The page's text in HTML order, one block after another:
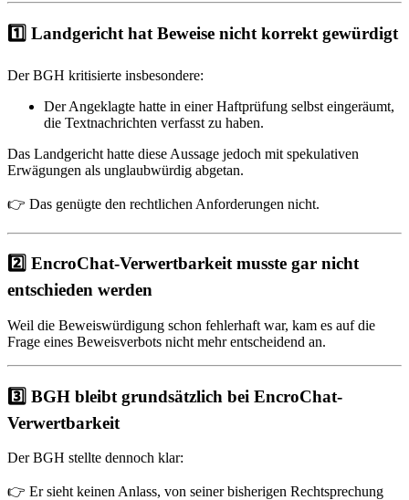
1️⃣ Landgericht hat Beweise nicht korrekt gewürdigt
Der BGH kritisierte insbesondere:
Der Angeklagte hatte in einer Haftprüfung selbst eingeräumt,
die Textnachrichten verfasst zu haben.
Das Landgericht hatte diese Aussage jedoch mit spekulativen
Erwägungen als unglaubwürdig abgetan.
👉 Das genügte den rechtlichen Anforderungen nicht.
2️⃣ EncroChat-Verwertbarkeit musste gar nicht
entschieden werden
Weil die Beweiswürdigung schon fehlerhaft war, kam es auf die
Frage eines Beweisverbots nicht mehr entscheidend an.
3️⃣ BGH bleibt grundsätzlich bei EncroChat-
Verwertbarkeit
Der BGH stellte dennoch klar:
👉 Er sieht keinen Anlass, von seiner bisherigen Rechtsprechung